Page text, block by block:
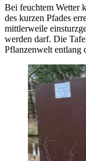
Bei feuchtem Wetter
des kurzen Pfades
mittlerweile
werden darf. Die
Pflanzenwelt entlang